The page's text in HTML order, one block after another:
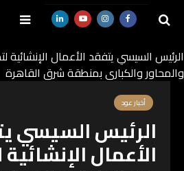
الرئيس السيسي يتفقد الأعمال
والمحاور والكباري بمنطقة شرق القاهرة
SEARCH
أخبار عود
الرئيس السيسي
الأعمال